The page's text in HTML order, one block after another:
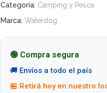
Categoría: Camping y Pesca
Marca: Waterdog
🟢 Compra segura
🚚 Envíos a todo el país
🏪 Retirá hoy en nuestro